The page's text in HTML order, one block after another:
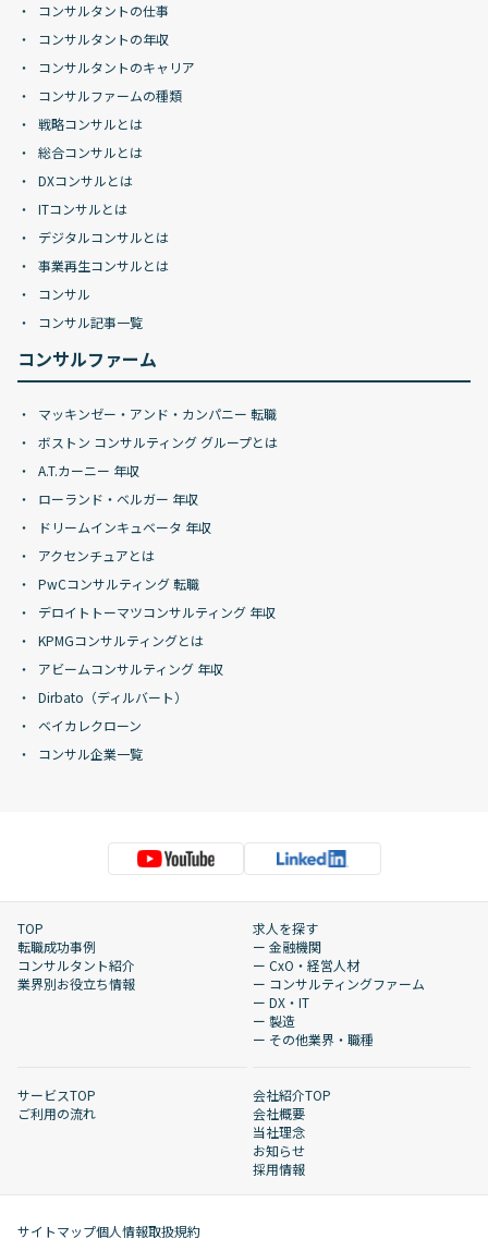
コンサルタントの仕事
コンサルタントの年収
コンサルタントのキャリア
コンサルファームの種類
戦略コンサルとは
総合コンサルとは
DXコンサルとは
ITコンサルとは
デジタルコンサルとは
事業再生コンサルとは
コンサル
コンサル記事一覧
コンサルファーム
マッキンゼー・アンド・カンパニー 転職
ボストン コンサルティング グループとは
A.T.カーニー 年収
ローランド・ベルガー 年収
ドリームインキュベータ 年収
アクセンチュアとは
PwCコンサルティング 転職
デロイトトーマツコンサルティング 年収
KPMGコンサルティングとは
アビームコンサルティング 年収
Dirbato（ディルバート）
ベイカレクローン
コンサル企業一覧
TOP
転職成功事例
コンサルタント紹介
業界別お役立ち情報
求人を探す
ー 金融機関
ー CxO・経営人材
ー コンサルティングファーム
ー DX・IT
ー 製造
ー その他業界・職種
サービスTOP
ご利用の流れ
会社紹介TOP
会社概要
当社理念
お知らせ
採用情報
サイトマップ個人情報取扱規約